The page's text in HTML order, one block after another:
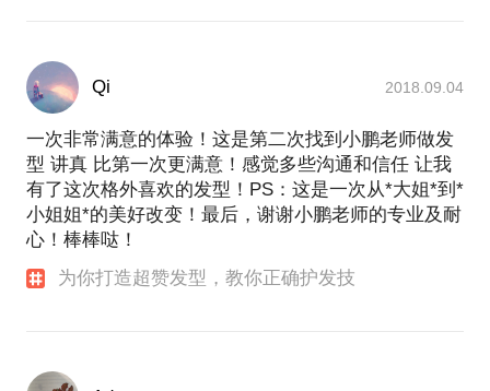
Qi 2018.09.04
一次非常满意的体验！这是第二次找到小鹏老师做发
型 讲真 比第一次更满意！感觉多些沟通和信任 让我
有了这次格外喜欢的发型！PS：这是一次从*大姐*到*
小姐姐*的美好改变！最后，谢谢小鹏老师的专业及耐
心！棒棒哒！
为你打造超赞发型，教你正确护发技